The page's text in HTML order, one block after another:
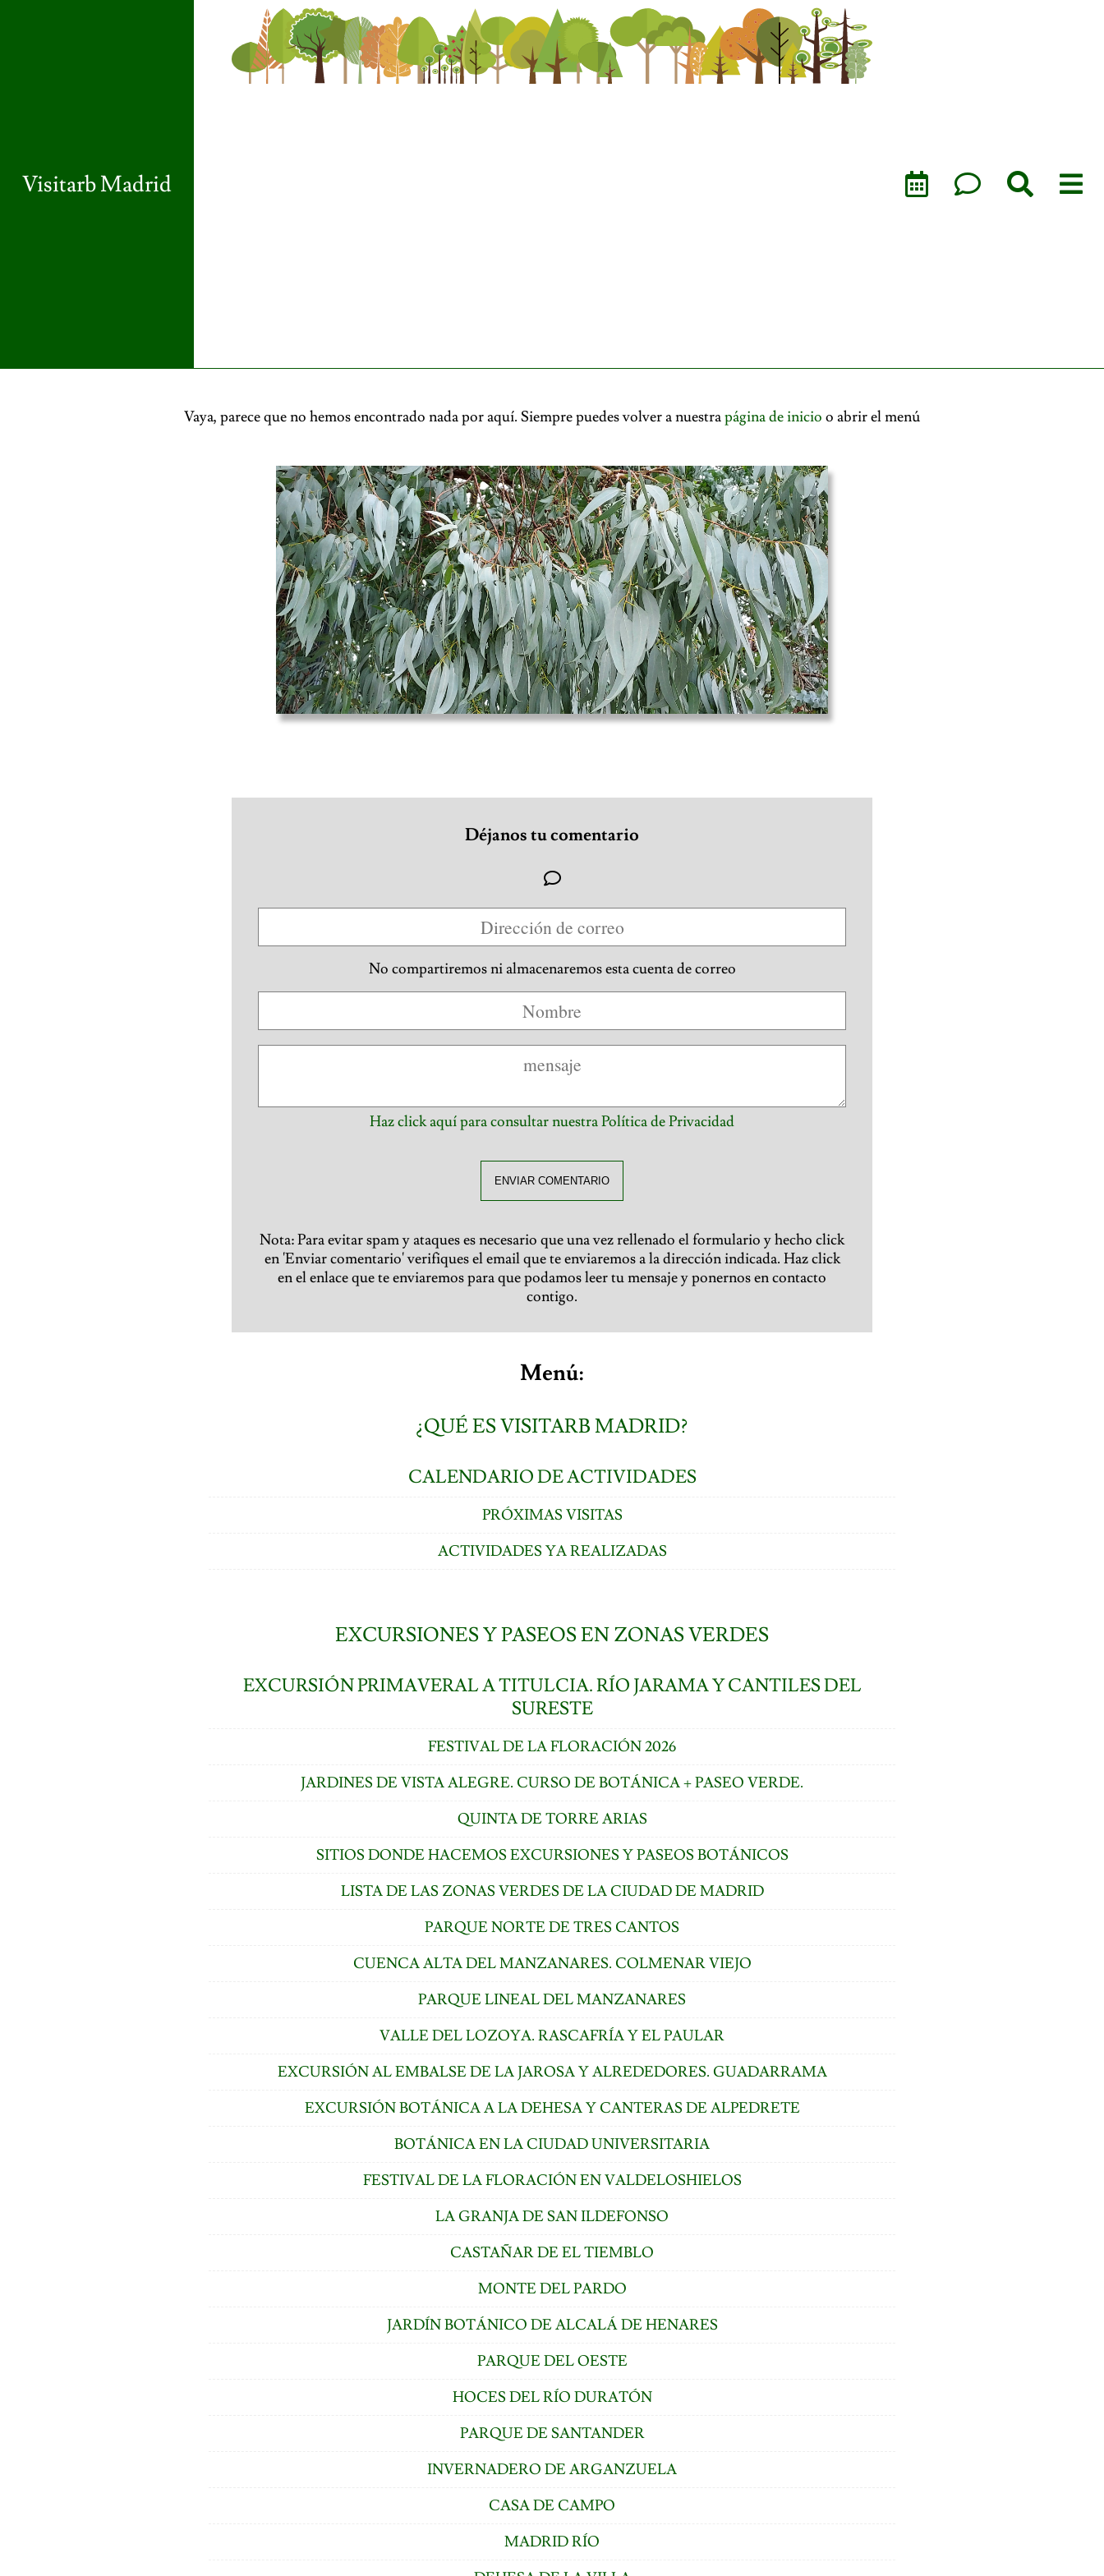
Visitarb Madrid
Vaya, parece que no hemos encontrado nada por aquí. Siempre puedes volver a nuestrapágina de inicio o abrir el menú
Déjanos tu comentario
No compartiremos ni almacenaremos esta cuenta de correo
Haz click aquí para consultar nuestra Política de Privacidad
ENVIAR COMENTARIO
Nota: Para evitar spam y ataques es necesario que una vez rellenado el formulario y hecho click
en 'Enviar comentario' verifiques el email que te enviaremos a la dirección indicada. Haz click
en el enlace que te enviaremos para que podamos leer tu mensaje y ponernos en contacto
contigo.
Menú:
¿QUÉ ES VISITARB MADRID?
CALENDARIO DE ACTIVIDADES
PRÓXIMAS VISITAS
ACTIVIDADES YA REALIZADAS
EXCURSIONES Y PASEOS EN ZONAS VERDES
EXCURSIÓN PRIMAVERAL A TITULCIA. RÍO JARAMA Y CANTILES DEL
SURESTE
FESTIVAL DE LA FLORACIÓN 2026
JARDINES DE VISTA ALEGRE. CURSO DE BOTÁNICA + PASEO VERDE.
QUINTA DE TORRE ARIAS
SITIOS DONDE HACEMOS EXCURSIONES Y PASEOS BOTÁNICOS
LISTA DE LAS ZONAS VERDES DE LA CIUDAD DE MADRID
PARQUE NORTE DE TRES CANTOS
CUENCA ALTA DEL MANZANARES. COLMENAR VIEJO
PARQUE LINEAL DEL MANZANARES
VALLE DEL LOZOYA. RASCAFRÍA Y EL PAULAR
EXCURSIÓN AL EMBALSE DE LA JAROSA Y ALREDEDORES. GUADARRAMA
EXCURSIÓN BOTÁNICA A LA DEHESA Y CANTERAS DE ALPEDRETE
BOTÁNICA EN LA CIUDAD UNIVERSITARIA
FESTIVAL DE LA FLORACIÓN EN VALDELOSHIELOS
LA GRANJA DE SAN ILDEFONSO
CASTAÑAR DE EL TIEMBLO
MONTE DEL PARDO
JARDÍN BOTÁNICO DE ALCALÁ DE HENARES
PARQUE DEL OESTE
HOCES DEL RÍO DURATÓN
PARQUE DE SANTANDER
INVERNADERO DE ARGANZUELA
CASA DE CAMPO
MADRID RÍO